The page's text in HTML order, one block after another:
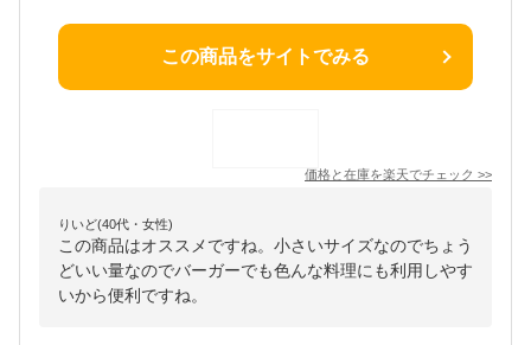
この商品をサイトでみる
価格と在庫を楽天でチェック >>
りいど(40代・女性)
この商品はオススメですね。小さいサイズなのでちょう
どいい量なのでバーガーでも色んな料理にも利用しやす
いから便利ですね。